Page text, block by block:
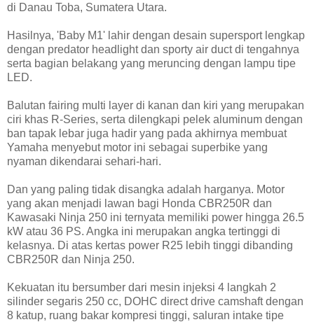
di Danau Toba, Sumatera Utara.
Hasilnya, 'Baby M1' lahir dengan desain supersport lengkap
dengan predator headlight dan sporty air duct di tengahnya
serta bagian belakang yang meruncing dengan lampu tipe
LED.
Balutan fairing multi layer di kanan dan kiri yang merupakan
ciri khas R-Series, serta dilengkapi pelek aluminum dengan
ban tapak lebar juga hadir yang pada akhirnya membuat
Yamaha menyebut motor ini sebagai superbike yang
nyaman dikendarai sehari-hari.
Dan yang paling tidak disangka adalah harganya. Motor
yang akan menjadi lawan bagi Honda CBR250R dan
Kawasaki Ninja 250 ini ternyata memiliki power hingga 26.5
kW atau 36 PS. Angka ini merupakan angka tertinggi di
kelasnya. Di atas kertas power R25 lebih tinggi dibanding
CBR250R dan Ninja 250.
Kekuatan itu bersumber dari mesin injeksi 4 langkah 2
silinder segaris 250 cc, DOHC direct drive camshaft dengan
8 katup, ruang bakar kompresi tinggi, saluran intake tipe